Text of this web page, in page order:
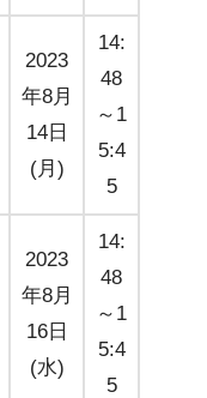
2023
年8月
14日
(月)
14:
48
～1
5:4
5
2023
年8月
16日
(水)
14:
48
～1
5:4
5